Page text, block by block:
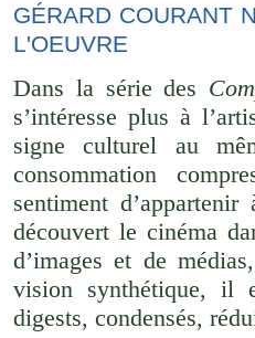
GÉRARD COURANT
L'OEUVRE
Dans la série des
s’intéresse plus à
signe culturel au
consommation
sentiment
découvert le cinéma
d’images et de
vision synthétique, il
digests, condensés,